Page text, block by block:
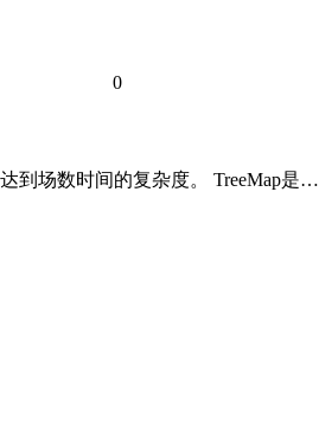
0
到场数时间的复杂度。 TreeMap是…